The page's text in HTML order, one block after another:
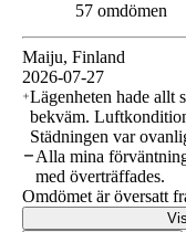
57 omdömen
Maiju, Finland
2026-07-27
Lägenheten hade allt
bekväm.
Städningen var
Alla mina
med överträffades.
Omdömet är översatt